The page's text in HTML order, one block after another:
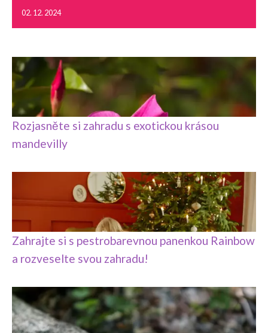
02. 12. 2024
Rozjasněte si zahradu s exotickou krásou
mandevilly
Zahrajte si s pestrobarevnou panenkou Rainbow
a rozveselte svou zahradu!